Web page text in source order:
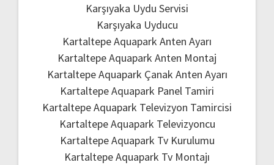
Karşıyaka Uydu Servisi
Karşıyaka Uyducu
Kartaltepe Aquapark Anten Ayarı
Kartaltepe Aquapark Anten Montaj
Kartaltepe Aquapark Çanak Anten Ayarı
Kartaltepe Aquapark Panel Tamiri
Kartaltepe Aquapark Televizyon Tamircisi
Kartaltepe Aquapark Televizyoncu
Kartaltepe Aquapark Tv Kurulumu
Kartaltepe Aquapark Tv Montajı